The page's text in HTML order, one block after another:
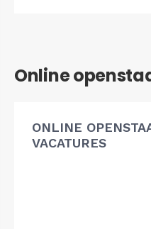
Online
ONLINE
VACATURES